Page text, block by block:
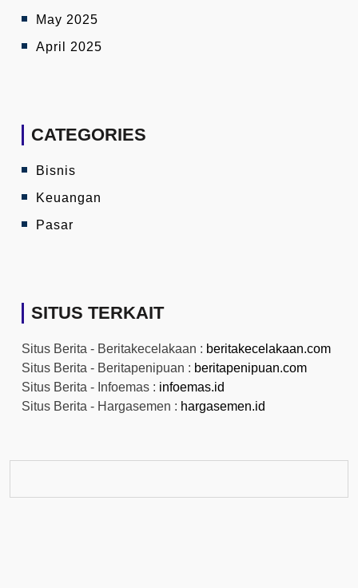
May 2025
April 2025
CATEGORIES
Bisnis
Keuangan
Pasar
SITUS TERKAIT
Situs Berita - Beritakecelakaan : beritakecelakaan.com
Situs Berita - Beritapenipuan : beritapenipuan.com
Situs Berita - Infoemas : infoemas.id
Situs Berita - Hargasemen : hargasemen.id